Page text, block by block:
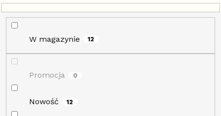
d
u
k
w
W magazynie 12
Promocja 0
Nowość 12